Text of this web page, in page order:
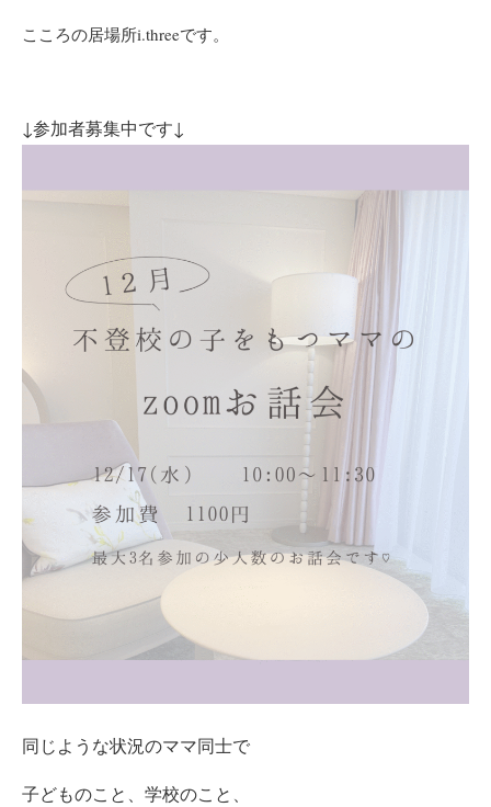
こころの居場所i.threeです。
↓参加者募集中です↓
同じような状況のママ同士で
子どものこと、学校のこと、